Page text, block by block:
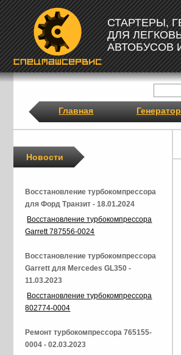
СТАРТЕРЫ,
ДЛЯ
АВТОБУСОВ
Главная
Новости
Восстановление турбокомпрессора
для Форд Транзит - 18.01.2024
Восстановление турбокомпрессора
Garrett 787556-0024
Восстановление турбокомпрессора
Garrett для Mercedes GL350 -
11.03.2023
Восстановление турбокомпрессора
802774-0004
Ремонт турбокомпрессора 765155-
0004 - 02.03.2023